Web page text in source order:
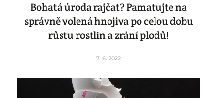
Bohatá úroda rajčat? Pamatujte na
správně volená hnojiva po celou dobu
růstu rostlin a zrání plodů!
7. 6. 2022